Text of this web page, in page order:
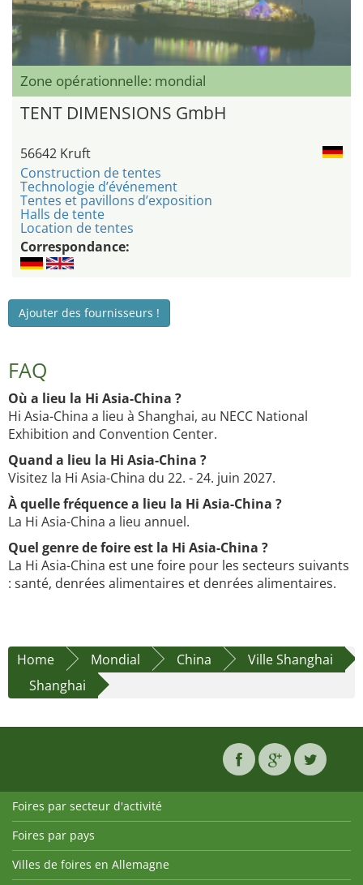
Zone opérationnelle: mondial
TENT DIMENSIONS GmbH
56642 Kruft
Construction de tentes
Technologie d’événement
Tentes et pavillons d’exposition
Halls de tente
Location de tentes
Correspondance:
Ajouter des fournisseurs !
FAQ
Où a lieu la Hi Asia-China ?
Hi Asia-China a lieu à Shanghai, au NECC National
Exhibition and Convention Center.
Quand a lieu la Hi Asia-China ?
Visitez la Hi Asia-China du 22. - 24. juin 2027.
À quelle fréquence a lieu la Hi Asia-China ?
La Hi Asia-China a lieu annuel.
Quel genre de foire est la Hi Asia-China ?
La Hi Asia-China est une foire pour les secteurs suivants
: santé, denrées alimentaires et denrées alimentaires.
Home Mondial China
Ville Shanghai
Shanghai
Foires par secteur d'activité
Foires par pays
Villes de foires en Allemagne